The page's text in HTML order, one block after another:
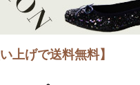
上げで送料無料】